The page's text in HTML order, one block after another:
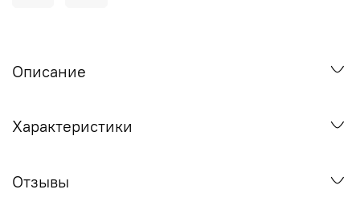
Описание
Характеристики
Отзывы